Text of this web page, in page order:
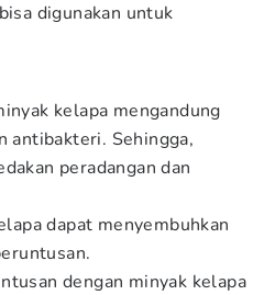
digunakan untuk
kelapa mengandung
antibakteri. Sehingga,
peradangan dan
dapat menyembuhkan
dengan minyak kelapa